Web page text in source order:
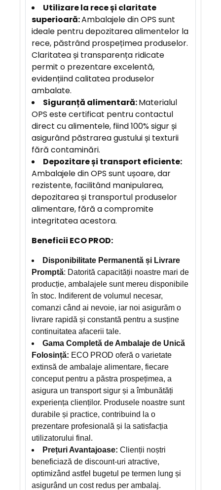
Utilizare la rece și claritate
superioară:Ambalajele din OPS sunt
ideale pentru depozitarea alimentelor la
rece, păstrând prospețimea produselor.
Claritatea și transparența ridicate
permit o prezentare excelentă,
evidențiind calitatea produselor
ambalate.
Siguranță alimentară:Materialul
OPS este certificat pentru contactul
direct cu alimentele, fiind 100% sigur și
asigurând păstrarea gustului și texturii
fără contaminări.
Depozitare și transport eficiente:
Ambalajele din OPS sunt ușoare, dar
rezistente, facilitând manipularea,
depozitarea și transportul produselor
alimentare, fără a compromite
integritatea acestora.
Beneficii ECO PROD:
Disponibilitate Permanentă și Livrare
Promptă: Datorită capacității noastre mari de
producție, ambalajele sunt mereu disponibile
în stoc. Indiferent de volumul necesar,
comanzi când ai nevoie, iar noi asigurăm o
livrare rapidă și constantă pentru a susține
continuitatea afacerii tale.
Gama Completă de Ambalaje de Unică
Folosință: ECO PROD oferă o varietate
extinsă de ambalaje alimentare, fiecare
conceput pentru a păstra prospețimea, a
asigura un transport sigur și a îmbunătăți
experiența clienților. Produsele noastre sunt
durabile și practice, contribuind la o
prezentare profesională și la satisfacția
utilizatorului final.
Prețuri Avantajoase: Clienții noștri
beneficiază de discount-uri atractive,
optimizând astfel bugetul pe termen lung și
asigurând un cost redus per ambalaj.